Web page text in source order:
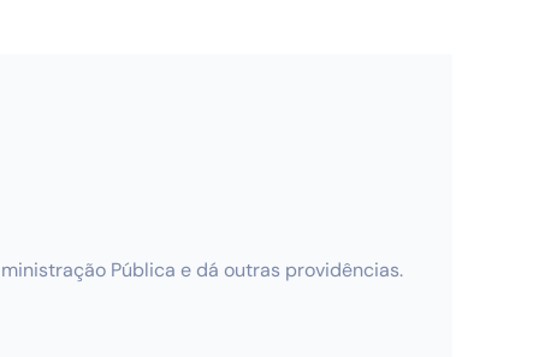
Pública e dá outras providências.